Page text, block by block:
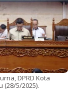
DPRD Kota
(28/5/2025).